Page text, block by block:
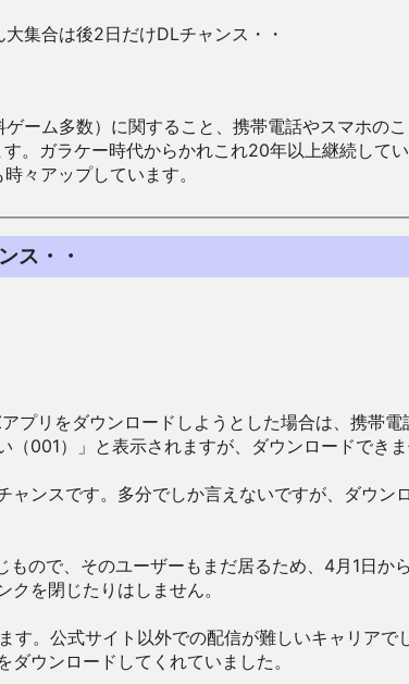
集合は後2日だけDLチャンス・・
ーム多数）に関すること、携帯電話やスマホ
。ガラケー時代からかれこれ20年以上継続し
々アップしています。
ス・・
プリをダウンロードしようとした場合は、携帯
001）」と表示されますが、ダウンロードできま
ャンスです。多分でしか言えないですが、ダウン
ので、そのユーザーもまだ居るため、4月1日か
を閉じたりはしません。
す。公式サイト以外での配信が難しいキャリアで
ウンロードしてくれていました。